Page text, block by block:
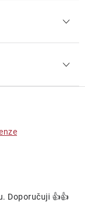
Doporučuji 👍👍